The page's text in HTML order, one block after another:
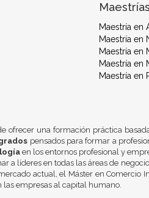
Maestrías
Maestría en
Maestría en
Maestría en
Maestría en
Maestría en
ofrecer una formación práctica
pensados para formar a
en los entornos profesional y
a líderes en todas las áreas de
actual, el Máster en Comercio
empresas al capital humano.